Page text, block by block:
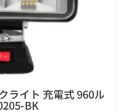
ライト 充電式 960ル
BK